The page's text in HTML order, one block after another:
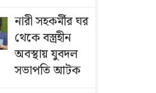
নারী সহকর্মীর ঘর
থেকে বস্ত্রহীন
অবস্থায় যুবদল
সভাপতি আটক